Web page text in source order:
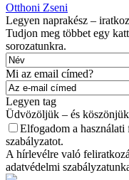
Otthoni Zseni
Legyen naprakész –
Tudjon meg többet egy
sorozatunkra.
Mi az email címed?
Legyen tag
Üdvözöljük – és
Elfogadom a használati
szabályzatot.
A hírlevélre való
adatvédelmi